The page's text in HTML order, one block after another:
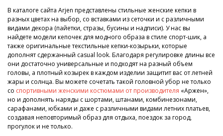
В каталоге сайта Arjen представлены стильные женские кепки в
разных цветах на выбор, со вставками из сеточки и с различными
видами декора (пайетки, стразы, бусины и надписи). У нас вы
найдете модели кепочек для модного образа в стиле спорт-шик, а
также оригинальные текстильные кепки-козырьки, которые
дополнят сдержанный casual look. Благодаря регулировке длины все
они достаточно универсальные и подходят на разный объем
головы, а плотный козырек в каждом изделии защитит вас от летней
жары и солнца. Вы можете сочетать такой головной убор не только
со спортивными женскими костюмами от производителя «Аржен»,
но и дополнять наряды с шортами, штанами, комбинезонами,
сарафанами, юбками и даже с различными видами летних платьев,
создавая неповторимый образ для отдыха, поездок за город,
прогулок и не только.